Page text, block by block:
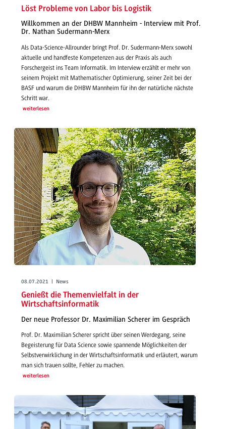
Löst Probleme von Labor bis Logistik
Willkommen an der DHBW Mannheim - Interview mit Prof.
Dr. Nathan Sudermann-Merx
Als Data-Science-Allrounder bringt Prof. Dr. Sudermann-Merx sowohl
aktuelle und handfeste Kompetenzen aus der Praxis als auch
Forschergeist ins Team Informatik. Im Interview erzählt er mehr von
seinem Projekt mit Mathematischer Optimierung, seiner Zeit bei der
BASF und warum die DHBW Mannheim für ihn der natürliche nächste
Schritt war.
weiterlesen
08.07.2021 | News
Genießt die Themenvielfalt in der
Wirtschaftsinformatik
Der neue Professor Dr. Maximilian Scherer im Gespräch
Prof. Dr. Maximilian Scherer spricht über seinen Werdegang, seine
Begeisterung für Data Science sowie spannende Möglichkeiten der
Selbstverwirklichung in der Wirtschaftsinformatik und erläutert, warum
man sich trauen sollte, Fehler zu machen.
weiterlesen